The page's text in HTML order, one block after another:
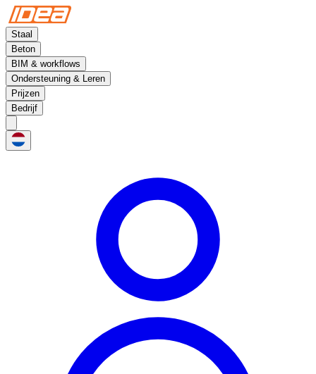
Staal
Beton
BIM & workflows
Ondersteuning & Leren
Prijzen
Bedrijf